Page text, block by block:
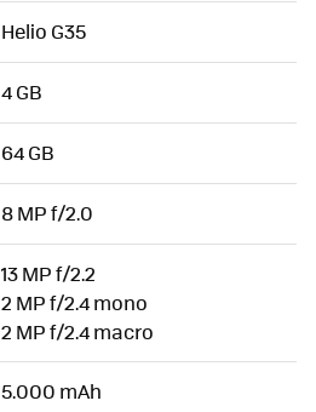
Helio G35
4 GB
64 GB
8 MP f/2.0
13 MP f/2.2
2 MP f/2.4 mono
2 MP f/2.4 macro
5.000 mAh